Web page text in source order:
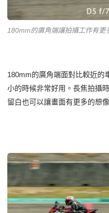
180mm的廣角端讓拍攝工作有更
180mm的廣角端面對比較近的
小的時候非常好用。長焦拍攝
留白也可以讓畫面有更多的想